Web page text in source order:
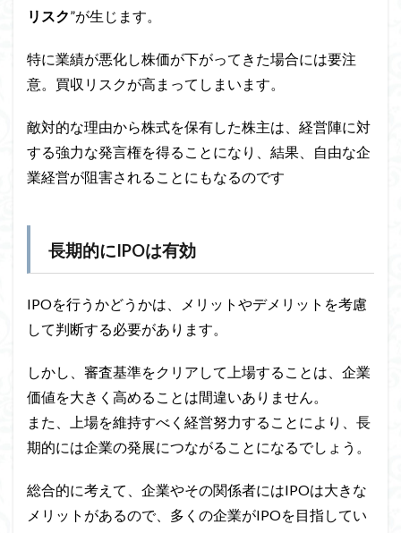
リスク”が生じます。
特に業績が悪化し株価が下がってきた場合には要注
意。買収リスクが高まってしまいます。
敵対的な理由から株式を保有した株主は、経営陣に対
する強力な発言権を得ることになり、結果、自由な企
業経営が阻害されることにもなるのです
長期的にIPOは有効
IPOを行うかどうかは、メリットやデメリットを考慮
して判断する必要があります。
しかし、審査基準をクリアして上場することは、企業
価値を大きく高めることは間違いありません。
また、上場を維持すべく経営努力することにより、長
期的には企業の発展につながることになるでしょう。
総合的に考えて、企業やその関係者にはIPOは大きな
メリットがあるので、多くの企業がIPOを目指してい